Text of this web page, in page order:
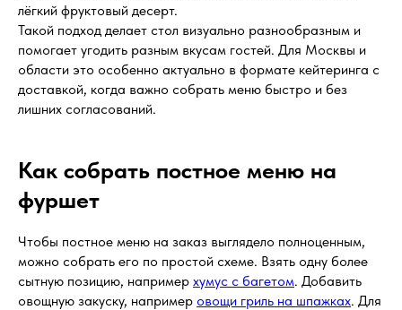
лёгкий фруктовый десерт.
Такой подход делает стол визуально разнообразным и
помогает угодить разным вкусам гостей. Для Москвы и
области это особенно актуально в формате кейтеринга с
доставкой, когда важно собрать меню быстро и без
лишних согласований.
Как собрать постное меню на
фуршет
Чтобы постное меню на заказ выглядело полноценным,
можно собрать его по простой схеме. Взять одну более
сытную позицию, например хумус с багетом. Добавить
овощную закуску, например овощи гриль на шпажках. Для